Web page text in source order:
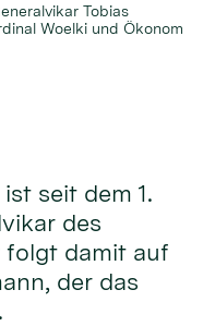
Tobias
Woelki und Ökonom
seit dem 1.
des
folgt damit auf
der das